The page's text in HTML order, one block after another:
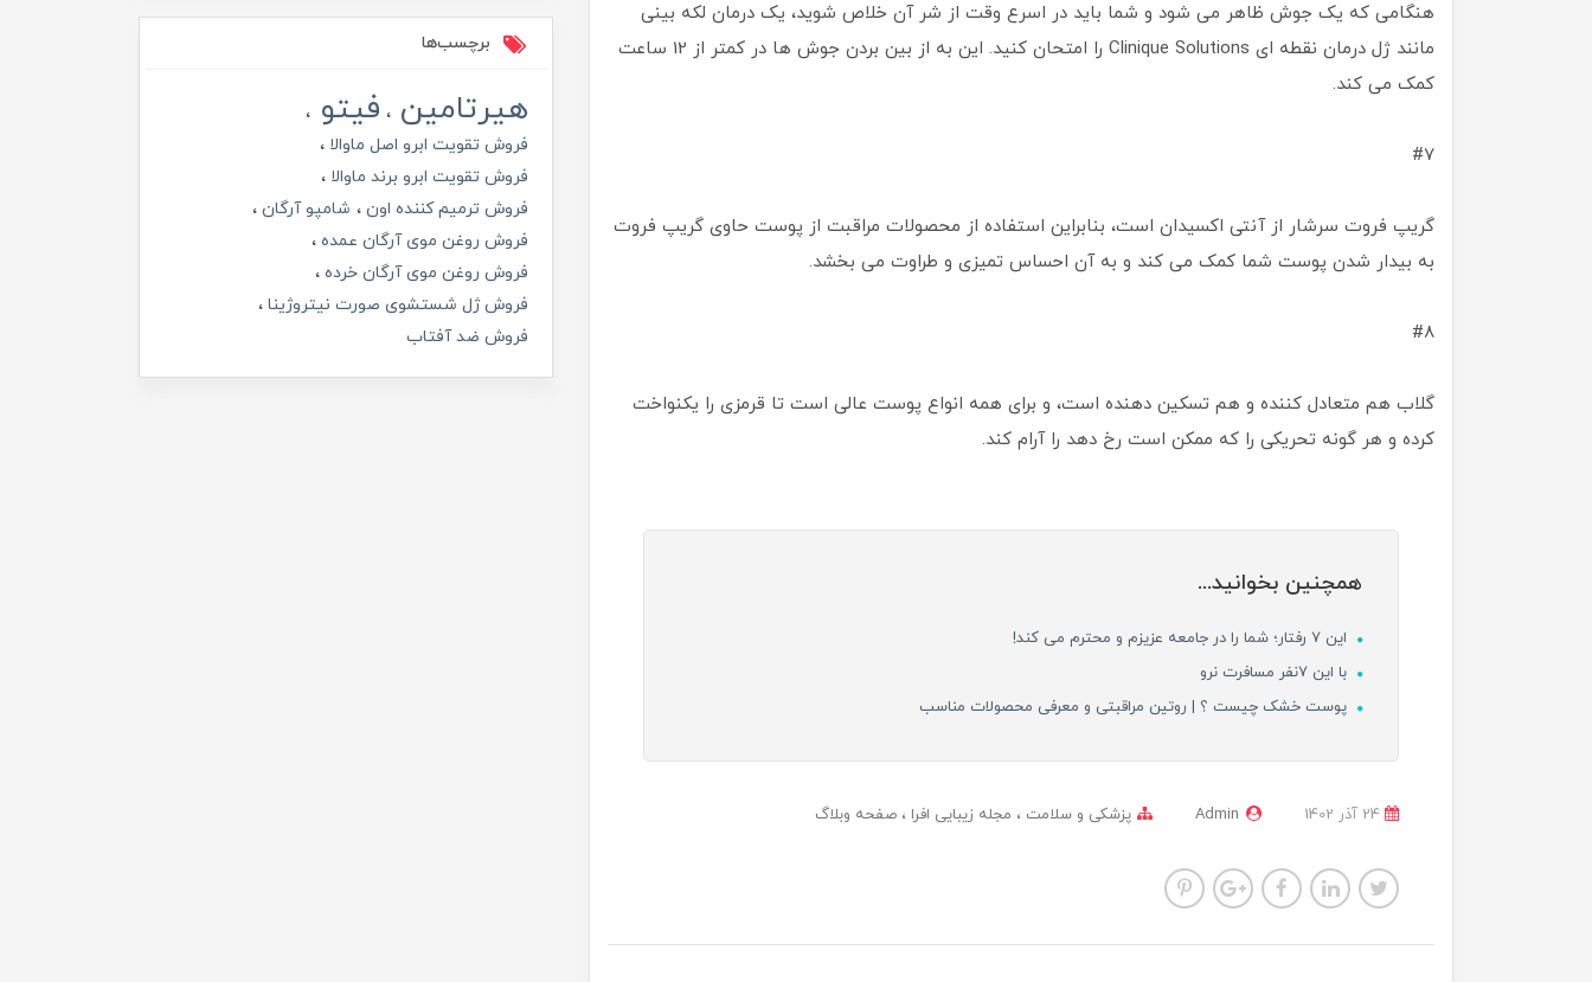
هنگامی که یک جوش ظاهر می شود و شما باید در اسرع وقت از شر آن خلاص شوید، یک درمان لکه بینی
مانند ژل درمان نقطه ای Clinique Solutions را امتحان کنید. این به از بین بردن جوش ها در کمتر از 12 ساعت
کمک می کند.
#7
گریپ فروت سرشار از آنتی اکسیدان است، بنابراین استفاده از محصولات مراقبت از پوست حاوی گریپ فروت
به بیدار شدن پوست شما کمک می کند و به آن احساس تمیزی و طراوت می بخشد.
#8
گلاب هم متعادل کننده و هم تسکین دهنده است، و برای همه انواع پوست عالی است تا قرمزی را یکنواخت
کرده و هر گونه تحریکی را که ممکن است رخ دهد را آرام کند.
همچنین بخوانید...
این ۷ رفتار؛ شما را در جامعه عزیزم و محترم می کند!
با این 7نفر مسافرت نرو
پوست خشک چیست ؟ | روتین مراقبتی و معرفی محصولات مناسب
Admin پزشکی و سلامت مجله زیبایی افرا صفحه وبلاگ
برچسب‌ها
هیرتامین فیتو
فروش تقویت ابرو اصل ماوالا
فروش تقویت ابرو برند ماوالا
فروش ترمیم کننده اون
شامپو آرگان
فروش روغن موی آرگان عمده
فروش روغن موی آرگان خرده
فروش ژل شستشوی صورت نیتروژینا
فروش ضد آفتاب